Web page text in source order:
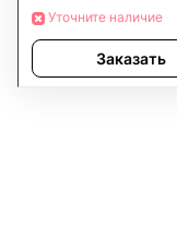
Уточните наличие
Заказать